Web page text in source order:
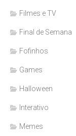
Filmes e TV
Final de Semana
Fofinhos
Games
Halloween
Interativo
Memes